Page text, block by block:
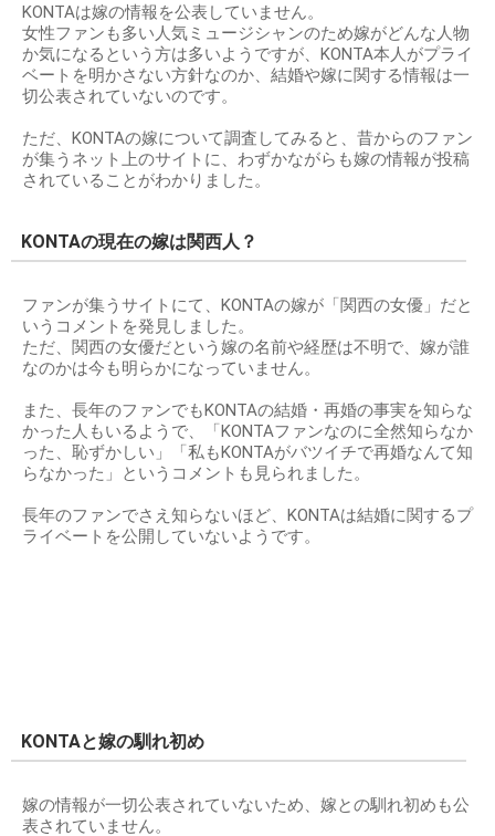
KONTAは嫁の情報を公表していません。
女性ファンも多い人気ミュージシャンのため嫁がどんな人物
か気になるという方は多いようですが、KONTA本人がプライ
ベートを明かさない方針なのか、結婚や嫁に関する情報は一
切公表されていないのです。
ただ、KONTAの嫁について調査してみると、昔からのファン
が集うネット上のサイトに、わずかながらも嫁の情報が投稿
されていることがわかりました。
KONTAの現在の嫁は関西人？
ファンが集うサイトにて、KONTAの嫁が「関西の女優」だと
いうコメントを発見しました。
ただ、関西の女優だという嫁の名前や経歴は不明で、嫁が誰
なのかは今も明らかになっていません。
また、長年のファンでもKONTAの結婚・再婚の事実を知らな
かった人もいるようで、「KONTAファンなのに全然知らなか
った、恥ずかしい」「私もKONTAがバツイチで再婚なんて知
らなかった」というコメントも見られました。
長年のファンでさえ知らないほど、KONTAは結婚に関するプ
ライベートを公開していないようです。
KONTAと嫁の馴れ初め
嫁の情報が一切公表されていないため、嫁との馴れ初めも公
表されていません。